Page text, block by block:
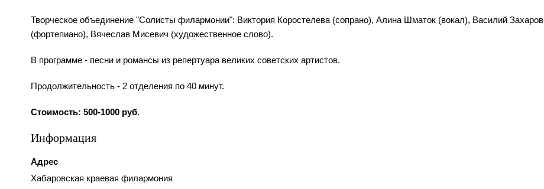
Творческое объединение "Солисты филармонии": Виктория Коростелева (сопрано), Алина Шматок (вокал), Василий Захаров
(фортепиано), Вячеслав Мисевич (художественное слово).
В программе - песни и романсы из репертуара великих советских артистов.
Продолжительность - 2 отделения по 40 минут.
Стоимость: 500-1000 руб.
Информация
Адрес
Хабаровская краевая филармония